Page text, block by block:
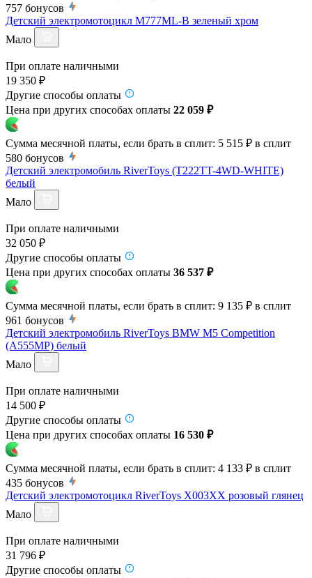
757 бонусов
Детский электромотоцикл M777ML-B зеленый хром
Мало
При оплате наличными
19 350 ₽
Другие способы оплаты
Цена при других способах оплаты 22 059 ₽
Сумма месячной платы, если брать в сплит: 5 515 ₽ в сплит
580 бонусов
Детский электромобиль RiverToys (T222TT-4WD-WHITE)
белый
Мало
При оплате наличными
32 050 ₽
Другие способы оплаты
Цена при других способах оплаты 36 537 ₽
Сумма месячной платы, если брать в сплит: 9 135 ₽ в сплит
961 бонусов
Детский электромобиль RiverToys BMW M5 Competition
(A555MP) белый
Мало
При оплате наличными
14 500 ₽
Другие способы оплаты
Цена при других способах оплаты 16 530 ₽
Сумма месячной платы, если брать в сплит: 4 133 ₽ в сплит
435 бонусов
Детский электромотоцикл RiverToys X003XX розовый глянец
Мало
При оплате наличными
31 796 ₽
Другие способы оплаты